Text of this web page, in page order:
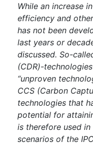
While an increase
efficiency and
has not been
last years or
discussed. So-
(CDR)-
“unproven
CCS (Carbon
technologies that
potential for
is therefore used
scenarios of the